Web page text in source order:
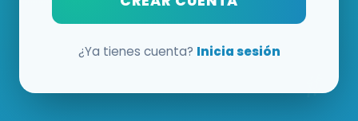
¿Ya tienes cuenta? Inicia sesión